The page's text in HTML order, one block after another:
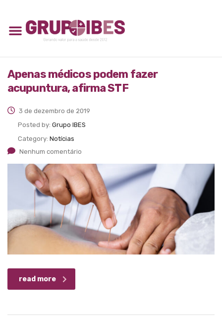
Apenas médicos podem fazer
acupuntura, afirma STF
3 de dezembro de 2019
Posted by: Grupo IBES
Category: Notícias
Nenhum comentário
read more